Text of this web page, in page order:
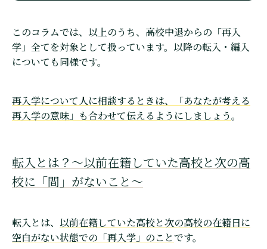
このコラムでは、以上のうち、高校中退からの「再入
学」全てを対象として扱っています。以降の転入・編入
についても同様です。
再入学について人に相談するときは、「あなたが考える
再入学の意味」も合わせて伝えるようにしましょう。
転入とは？〜以前在籍していた高校と次の高
校に「間」がないこと〜
転入とは、 以前在籍していた高校と次の高校の在籍日に
空白がない状態での「再入学」のことです。